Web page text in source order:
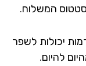
המשלוח.
לשפר